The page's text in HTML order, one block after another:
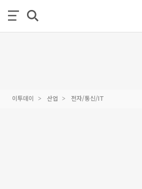
이투데이 산업 전자/통신/IT